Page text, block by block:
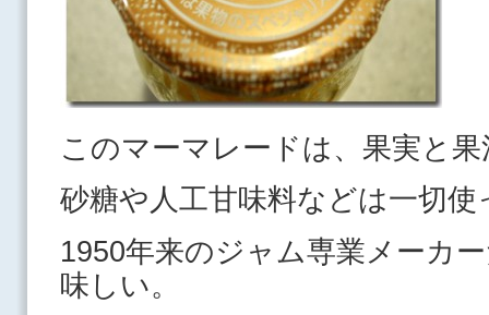
このマーマレードは、果実と
砂糖や人工甘味料などは一切
1950年来のジャム専業メーカ
味しい。